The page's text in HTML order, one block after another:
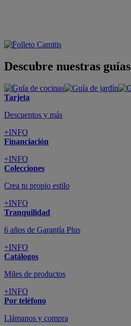
Descubre nuestras guías
Tarjeta
Descuentos y más
+INFO
Financiación
+INFO
Colecciones
Crea tu propio estilo
+INFO
Tranquilidad
6 años de Garantía Plus
+INFO
Catálogos
Miles de productos
+INFO
Por teléfono
Llámanos y compra